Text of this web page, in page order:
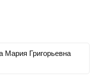
Мария Григорьевна